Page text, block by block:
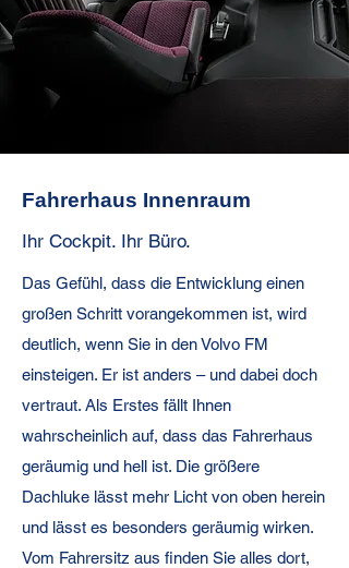
Fahrerhaus Innenraum
Ihr Cockpit. Ihr Büro.
Das Gefühl, dass die Entwicklung einen
großen Schritt vorangekommen ist, wird
deutlich, wenn Sie in den Volvo FM
einsteigen. Er ist anders – und dabei doch
vertraut. Als Erstes fällt Ihnen
wahrscheinlich auf, dass das Fahrerhaus
geräumig und hell ist. Die größere
Dachluke lässt mehr Licht von oben herein
und lässt es besonders geräumig wirken.
Vom Fahrersitz aus finden Sie alles dort,